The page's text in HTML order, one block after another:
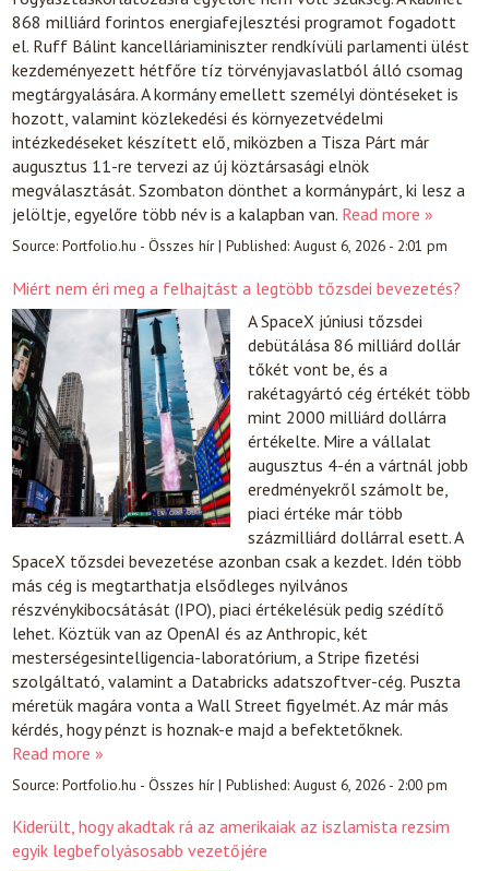
868 milliárd forintos energiafejlesztési programot fogadott
el. Ruff Bálint kancelláriaminiszter rendkívüli parlamenti ülést
kezdeményezett hétfőre tíz törvényjavaslatból álló csomag
megtárgyalására. A kormány emellett személyi döntéseket is
hozott, valamint közlekedési és környezetvédelmi
intézkedéseket készített elő, miközben a Tisza Párt már
augusztus 11-re tervezi az új köztársasági elnök
megválasztását. Szombaton dönthet a kormánypárt, ki lesz a
jelöltje, egyelőre több név is a kalapban van. Read more »
Source:Portfolio.hu - Összes hír|Published:August 6, 2026 - 2:01 pm
Miért nem éri meg a felhajtást a legtöbb tőzsdei bevezetés?
A SpaceX júniusi tőzsdei
debütálása 86 milliárd dollár
tőkét vont be, és a
rakétagyártó cég értékét több
mint 2000 milliárd dollárra
értékelte. Mire a vállalat
augusztus 4-én a vártnál jobb
eredményekről számolt be,
piaci értéke már több
százmilliárd dollárral esett. A
SpaceX tőzsdei bevezetése azonban csak a kezdet. Idén több
más cég is megtarthatja elsődleges nyilvános
részvénykibocsátását (IPO), piaci értékelésük pedig szédítő
lehet. Köztük van az OpenAI és az Anthropic, két
mesterségesintelligencia-laboratórium, a Stripe fizetési
szolgáltató, valamint a Databricks adatszoftver-cég. Puszta
méretük magára vonta a Wall Street figyelmét. Az már más
kérdés, hogy pénzt is hoznak-e majd a befektetőknek.
Read more »
Source:Portfolio.hu - Összes hír|Published:August 6, 2026 - 2:00 pm
Kiderült, hogy akadtak rá az amerikaiak az iszlamista rezsim
egyik legbefolyásosabb vezetőjére